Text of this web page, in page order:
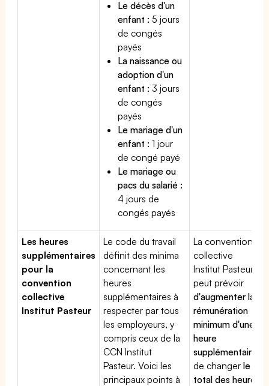
Le décès d'un
enfant : 5 jours
de congés
payés
La naissance ou
adoption d'un
enfant : 3 jours
de congés
payés
Le mariage d'un
enfant : 1 jour
de congé payé
Le mariage ou
pacs du salarié :
4 jours de
congés payés
Les heures
supplémentaires
pour la
convention
collective
Institut Pasteur
Le code du travail
définit des minima
concernant les
heures
supplémentaires à
respecter par tous
les employeurs, y
compris ceux de la
CCN Institut
Pasteur. Voici les
principaux points à
La convention
collective
Institut Pasteur
peut prévoir
d'augmenter la
rémunération
minimum d'une
heure
supplémentaire
de changerle
total des heures